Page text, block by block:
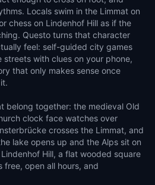
Locals swim in the Limmat on
chess on Lindenhof Hill as if the
Questo turns that character
feel: self-guided city games
with clues on your phone,
that only makes sense once
belong together: the medieval Old
clock face watches over
crosses the Limmat, and
lake opens up and the Alps sit on
Hill, a flat wooded square
free, open all hours, and